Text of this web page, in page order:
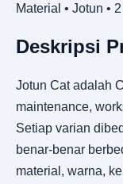
Material • Jotun •
Deskripsi
Jotun Cat adalah
maintenance,
Setiap varian
benar-benar
material, warna,